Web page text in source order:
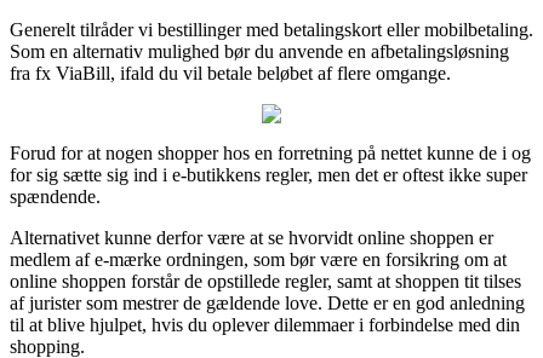
Generelt tilråder vi bestillinger med betalingskort eller mobilbetaling.
Som en alternativ mulighed bør du anvende en afbetalingsløsning
fra fx ViaBill, ifald du vil betale beløbet af flere omgange.
Forud for at nogen shopper hos en forretning på nettet kunne de i og
for sig sætte sig ind i e-butikkens regler, men det er oftest ikke super
spændende.
Alternativet kunne derfor være at se hvorvidt online shoppen er
medlem af e-mærke ordningen, som bør være en forsikring om at
online shoppen forstår de opstillede regler, samt at shoppen tit tilses
af jurister som mestrer de gældende love. Dette er en god anledning
til at blive hjulpet, hvis du oplever dilemmaer i forbindelse med din
shopping.